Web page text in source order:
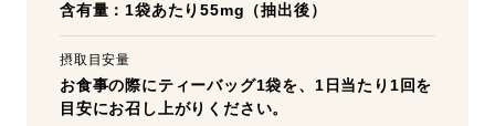
含有量：1袋あたり55mg（抽出後）
摂取目安量
お食事の際にティーバッグ1袋を、1日当たり1回を
目安にお召し上がりください。